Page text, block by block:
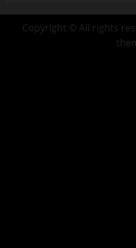
Copyright © All rights